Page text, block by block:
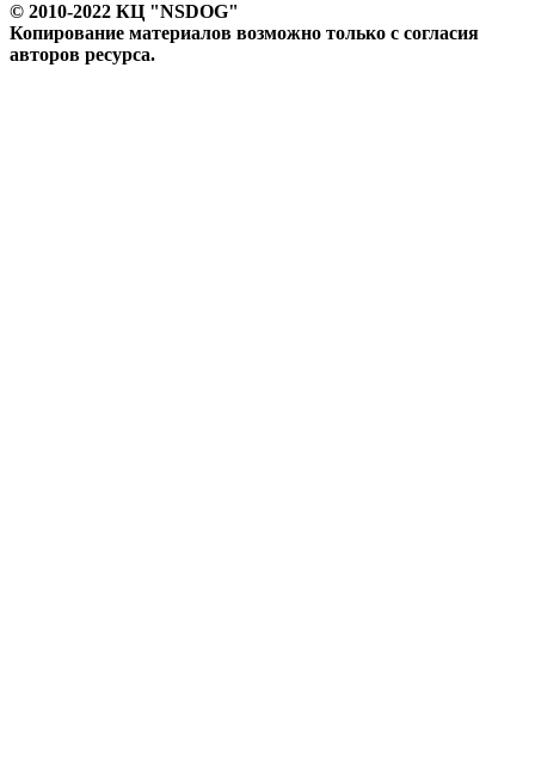
© 2010-2022 КЦ "NSDOG"
Копирование материалов возможно только с согласия
авторов ресурса.